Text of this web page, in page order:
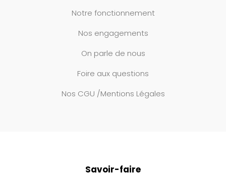
Notre fonctionnement
Nos engagements
On parle de nous
Foire aux questions
Nos CGU /Mentions Légales
Savoir-faire